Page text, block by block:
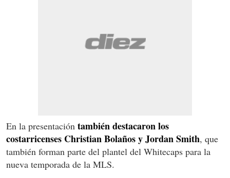
En la presentación también destacaron los
costarricenses Christian Bolaños y Jordan Smith, que
también forman parte del plantel del Whitecaps para la
nueva temporada de la MLS.